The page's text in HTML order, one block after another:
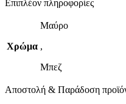
Επιπλέον πληροφορίες
Χρώμα
Μαύρο
,
Μπεζ
Αποστολή & Παράδοση